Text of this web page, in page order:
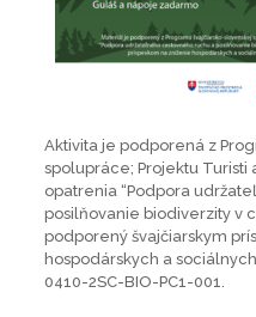
Aktivita je podporená z
spolupráce; Projektu Turisti
opatrenia “Podpora
posilňovanie biodiverzity v
podporený švajčiarskym
hospodárskych a
0410-2SC-BIO-PC1-001.